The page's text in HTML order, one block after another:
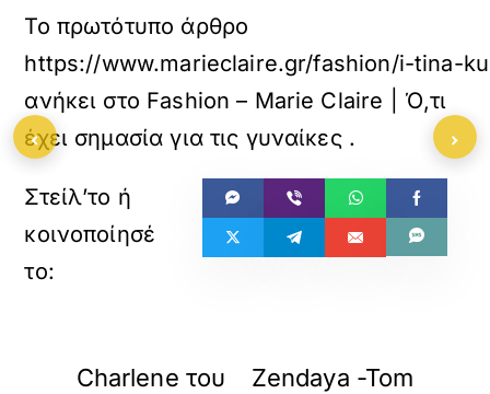
Το πρωτότυπο άρθρο
https://www.marieclaire.gr/fashion/i-tina-
ανήκει στο Fashion – Marie Claire | Ό,τι
έχει σημασία για τις γυναίκες.
Charlene του
Zendaya -Tom
‹ ›